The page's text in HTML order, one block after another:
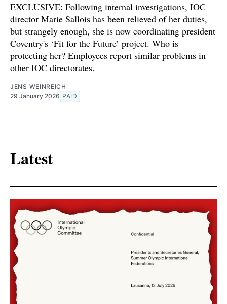
EXCLUSIVE: Following internal investigations, IOC
director Marie Sallois has been relieved of her duties,
but strangely enough, she is now coordinating president
Coventry's ‘Fit for the Future’ project. Who is
protecting her? Employees report similar problems in
other IOC directorates.
JENS WEINREICH
29 January 2026 PAID
Latest